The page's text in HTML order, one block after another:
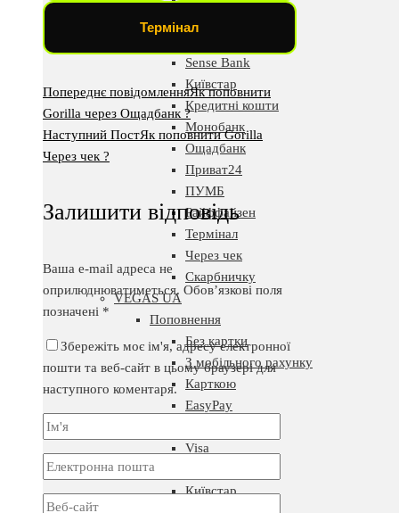
Sense Bank
Київстар
Кредитні кошти
Монобанк
Ощадбанк
Приват24
ПУМБ
Райффайзен
Термінал
Через чек
Скарбничку
VEGAS UA
Поповнення
Без картки
З мобільного рахунку
Карткою
EasyPay
Visa
Київстар
Термінал
Попереднє повідомленняЯк поповнити
Gorilla через Ощадбанк ?
Наступний ПостЯк поповнити Gorilla
Через чек ?
Залишити відповідь
Ваша e-mail адреса не
оприлюднюватиметься. Обов’язкові поля
позначені *
Збережіть моє ім'я, адресу електронної
пошти та веб-сайт в цьому браузері для
наступного коментаря.